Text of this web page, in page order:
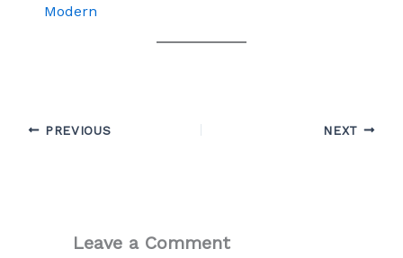
Modern
PREVIOUS NEXT
Leave a Comment